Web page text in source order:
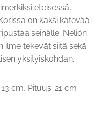
eteisessä,
on kaksi kätevää
seinälle. Neliön
tekevät siitä sekä
yksityiskohdan.
cm, Pituus: 21 cm